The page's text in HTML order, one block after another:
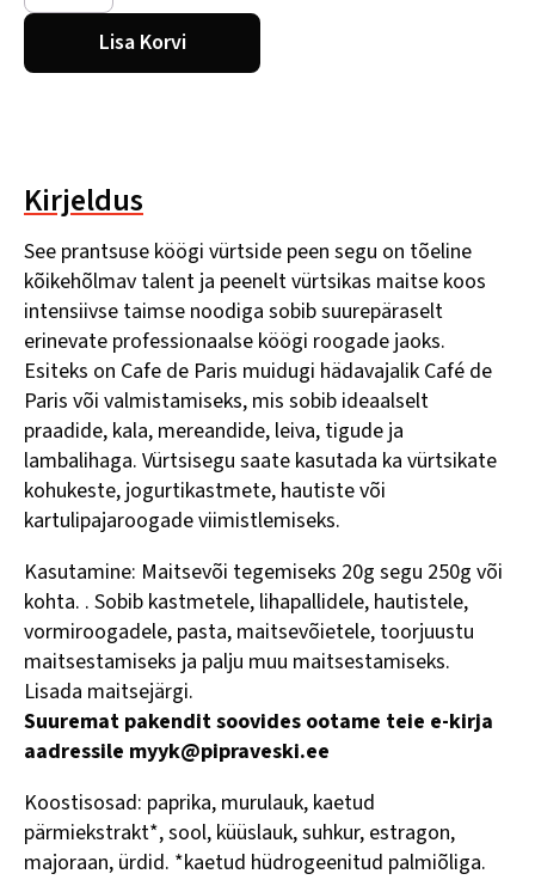
HELA,
kogus
Lisa Korvi
Kirjeldus
See prantsuse köögi vürtside peen segu on tõeline
kõikehõlmav talent ja peenelt vürtsikas maitse koos
intensiivse taimse noodiga sobib suurepäraselt
erinevate professionaalse köögi roogade jaoks.
Esiteks on Cafe de Paris muidugi hädavajalik Café de
Paris või valmistamiseks, mis sobib ideaalselt
praadide, kala, mereandide, leiva, tigude ja
lambalihaga. Vürtsisegu saate kasutada ka vürtsikate
kohukeste, jogurtikastmete, hautiste või
kartulipajaroogade viimistlemiseks.
Kasutamine: Maitsevõi tegemiseks 20g segu 250g või
kohta. . Sobib kastmetele, lihapallidele, hautistele,
vormiroogadele, pasta, maitsevõietele, toorjuustu
maitsestamiseks ja palju muu maitsestamiseks.
Lisada maitsejärgi.
Suuremat pakendit soovides ootame teie e-kirja
aadressile myyk@pipraveski.ee
Koostisosad: paprika, murulauk, kaetud
pärmiekstrakt*, sool, küüslauk, suhkur, estragon,
majoraan, ürdid. *kaetud hüdrogeenitud palmiõliga.